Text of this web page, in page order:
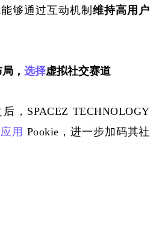
能够通过互动机制维持高用户
， 选择虚拟社交赛道
，SPACEZ TECHNOLOGY
用 Pookie，进一步加码其社